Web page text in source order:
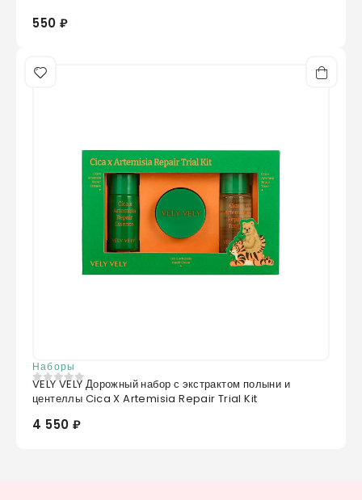
550 ₽
Наборы
0 из 5
VELY VELY Дорожный набор с экстрактом полыни и
центеллы Cica X Artemisia Repair Trial Kit
4 550 ₽